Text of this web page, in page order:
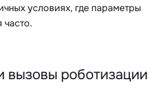
условиях, где параметры
часто.
вызовы роботизации